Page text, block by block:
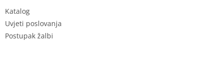
Katalog
Uvjeti poslovanja
Postupak žalbi